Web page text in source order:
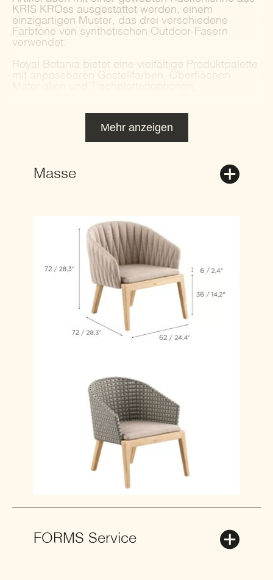
KRIS KROss ausgestattet werden, einem
einzigartigen Muster, das drei verschiedene
Farbtöne von synthetischen Outdoor-Fasern
verwendet.
Royal Botania bietet eine vielfältige Produktpalette
mit anpassbaren Gestellfarben, Oberflächen,
Mehr anzeigen
Masse
FORMS Service